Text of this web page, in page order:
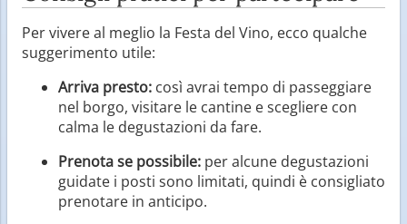
Per vivere al meglio la Festa del Vino, ecco qualche
suggerimento utile:
Arriva presto: così avrai tempo di passeggiare
nel borgo, visitare le cantine e scegliere con
calma le degustazioni da fare.
Prenota se possibile: per alcune degustazioni
guidate i posti sono limitati, quindi è consigliato
prenotare in anticipo.